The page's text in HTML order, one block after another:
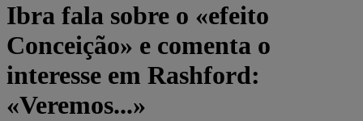
Ibra fala sobre o «efeito
Conceição» e comenta o
interesse em Rashford:
«Veremos...»